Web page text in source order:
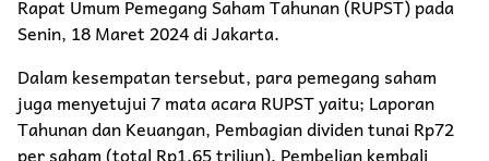
Rapat Umum Pemegang Saham Tahunan (RUPST) pada
Senin, 18 Maret 2024 di Jakarta.
Dalam kesempatan tersebut, para pemegang saham
juga menyetujui 7 mata acara RUPST yaitu; Laporan
Tahunan dan Keuangan, Pembagian dividen tunai Rp72
per saham (total Rp1,65 triliun), Pembelian kembali